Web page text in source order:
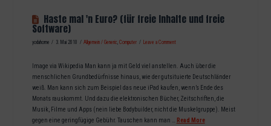
Haste mal 'n Euro? (für freie Inhalte und freie
Software)
yodahome 3. Mai 2010 Allgemein / Generic,Computer Leave a Comment
Image via Wikipedia Man kann ja mit Geld viel anstellen. Auch über die
menschlichen Grundbedürfnisse hinaus, wie der gutsituierte Deutschländer
weiß. Man kann sich zum Beispiel das neue iPad kaufen, wenn’s Ende des
Monats rauskommt. Und dazu die elektronischen Bücher, Zeitschriften, die
Musik, Filme und Apps (nein liebe Bodybuilder, nicht die Muskelgruppe). Meist
gegen eine geringfügige Gebühr. Tauschen kann man … Read More